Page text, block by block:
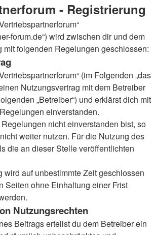
- Registrierung
forum.de“) wird zwischen dir und dem
mit folgenden Regelungen geschlossen:
(im Folgenden „das
Nutzungsvertrag mit dem Betreiber
„Betreiber“) und erklärst dich mit
einverstanden.
nicht einverstanden bist, so
weiter nutzen. Für die Nutzung des
die an dieser Stelle veröffentlichten
wird auf unbestimmte Zeit geschlossen
Seiten ohne Einhaltung einer Frist
Nutzungsrechten
Beitrags erteilst du dem Betreiber ein